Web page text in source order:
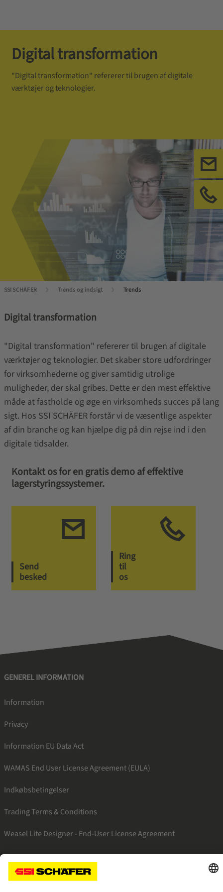
Digital transformation
"Digital transformation" refererer til brugen af digitale
værktøjer og teknologier.
SSI SCHÄFER Trends og indsigt Trends
Digital transformation
"Digital transformation" refererer til brugen af digitale
værktøjer og teknologier. Det skaber store udfordringer
for virksomhederne og giver samtidig utrolige
muligheder, der skal gribes. Dette er den mest effektive
måde at fastholde og øge en virksomheds succes på lang
sigt. Hos SSI SCHÄFER forstår vi de væsentlige aspekter
af din branche og kan hjælpe dig på din rejse ind i den
digitale tidsalder.
Kontakt os for en gratis demo af effektive
lagerstyringssystemer.
Send
besked
Ring
til
os
GENEREL INFORMATION
Information
Privacy
Information EU Data Act
WAMAS End User License Agreement (EULA)
Indkøbsbetingelser
Trading Terms & Conditions
Weasel Lite Designer - End-User License Agreement